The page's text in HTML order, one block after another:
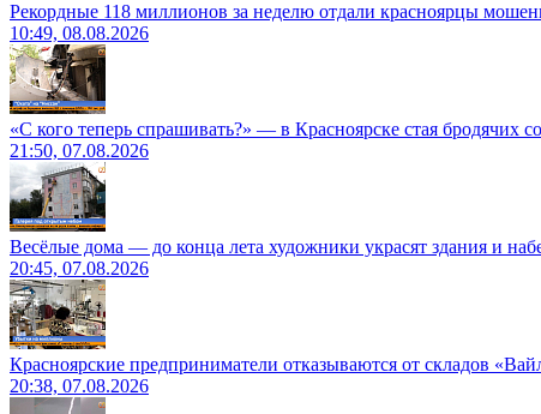
Рекордные 118 миллионов за неделю отдали красноярцы
10:49, 08.08.2026
«С кого теперь спрашивать?» — в Красноярске стая бродячих
21:50, 07.08.2026
Весёлые дома — до конца лета художники украсят здания и
20:45, 07.08.2026
Красноярские предприниматели отказываются от складов
20:38, 07.08.2026